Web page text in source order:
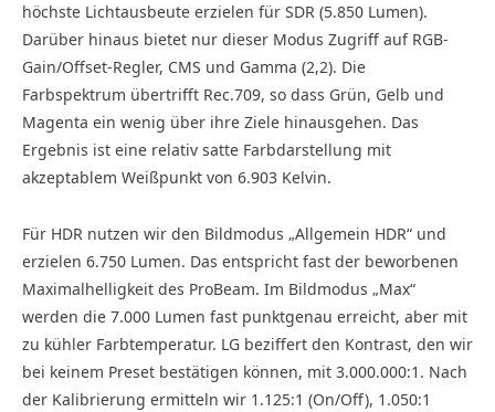
höchste Lichtausbeute erzielen für SDR (5.850 Lumen).
Darüber hinaus bietet nur dieser Modus Zugriff auf RGB-
Gain/Offset-Regler, CMS und Gamma (2,2). Die
Farbspektrum übertrifft Rec.709, so dass Grün, Gelb und
Magenta ein wenig über ihre Ziele hinausgehen. Das
Ergebnis ist eine relativ satte Farbdarstellung mit
akzeptablem Weißpunkt von 6.903 Kelvin.
Für HDR nutzen wir den Bildmodus „Allgemein HDR“ und
erzielen 6.750 Lumen. Das entspricht fast der beworbenen
Maximalhelligkeit des ProBeam. Im Bildmodus „Max“
werden die 7.000 Lumen fast punktgenau erreicht, aber mit
zu kühler Farbtemperatur. LG beziffert den Kontrast, den wir
bei keinem Preset bestätigen können, mit 3.000.000:1. Nach
der Kalibrierung ermitteln wir 1.125:1 (On/Off), 1.050:1